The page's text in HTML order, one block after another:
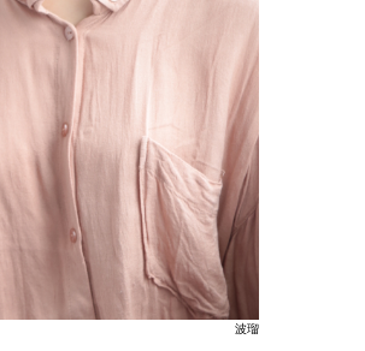
波瑠